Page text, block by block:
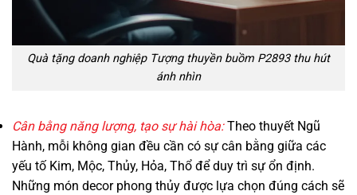
Quà tặng doanh nghiệp Tượng thuyền buồm P2893 thu hút
ánh nhìn
Cân bằng năng lượng, tạo sự hài hòa:Theo thuyết Ngũ
Hành, mỗi không gian đều cần có sự cân bằng giữa các
yếu tố Kim, Mộc, Thủy, Hỏa, Thổ để duy trì sự ổn định.
Những món decor phong thủy được lựa chọn đúng cách sẽ